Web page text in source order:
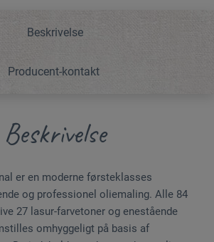
Beskrivelse
Producent-kontakt
Beskrivelse
er en moderne førsteklasses
og professionel oliemaling. Alle 84
27 lasur-farvetoner og enestående
omhyggeligt på basis af